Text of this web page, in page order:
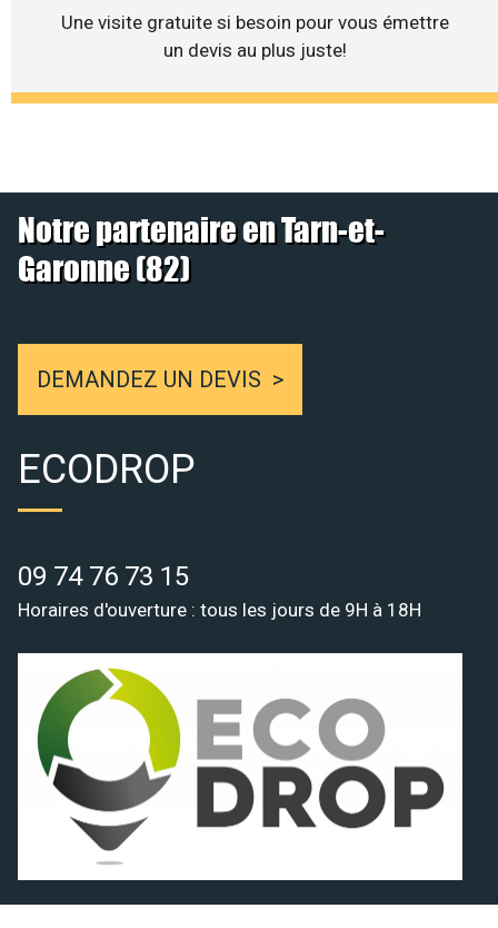
Une visite gratuite si besoin pour vous émettre
un devis au plus juste!
Notre partenaire en Tarn-et-
Garonne (82)
DEMANDEZ UN DEVIS
ECODROP
09 74 76 73 15
Horaires d'ouverture : tous les jours de 9H à 18H